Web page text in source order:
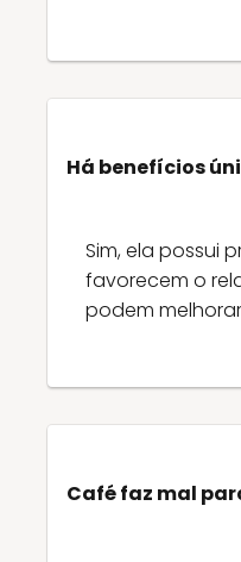
Há benefícios
Sim, ela possui
favorecem o
podem
Café faz mal